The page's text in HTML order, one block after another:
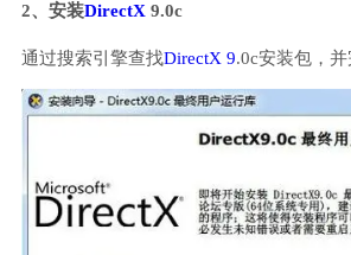
2、安装DirectX 9.0c
通过搜索引擎查找DirectX 9.0c安装包，并